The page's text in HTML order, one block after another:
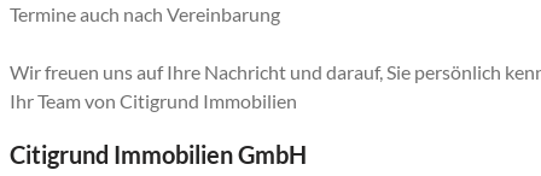
Termine auch nach Vereinbarung
Wir freuen uns auf Ihre Nachricht und darauf, Sie persönlich
Ihr Team von Citigrund Immobilien
Citigrund Immobilien GmbH